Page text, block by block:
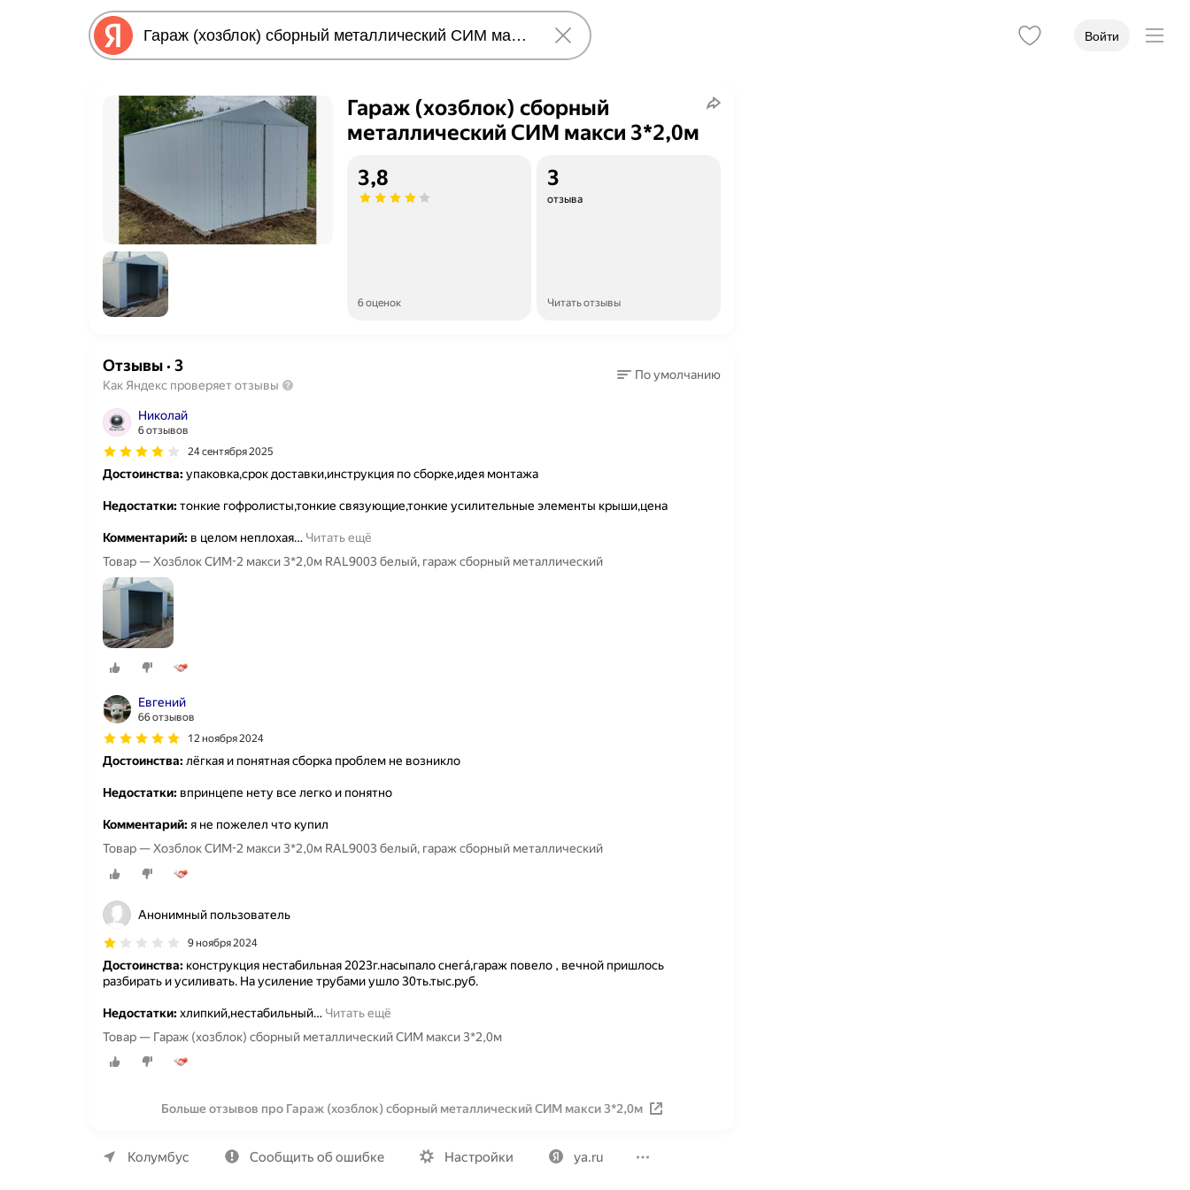
Войти
Гараж (хозблок) сборный
металлический СИМ макси 3*2,0м
3,8
6 оценок
3
отзыва
Читать отзывы
Отзывы· 3
Как Яндекс проверяет отзывы
По умолчанию
Николай
6 отзывов
24 сентября 2025
Достоинства:упаковка,срок доставки,инструкция по сборке,идея монтажа
Недостатки:тонкие гофролисты,тонкие связующие,тонкие усилительные элементы крыши,цена
Комментарий: в целом неплохая… Читать ещё
Товар — Хозблок СИМ-2 макси 3*2,0м RAL9003 белый, гараж сборный металлический
Евгений
66 отзывов
12 ноября 2024
Достоинства:лёгкая и понятная сборка проблем не возникло
Недостатки: впринцепе нету все легко и понятно
Комментарий:я не пожелел что купил
Товар — Хозблок СИМ-2 макси 3*2,0м RAL9003 белый, гараж сборный металлический
Анонимный пользователь
9 ноября 2024
Достоинства: конструкция нестабильная 2023г.насыпало снега́,гараж повело , вечной пришлось
разбирать и усиливать. На усиление трубами ушло 30ть.тыс.руб.
Недостатки:хлипкий,нестабильный… Читать ещё
Товар — Гараж (хозблок) сборный металлический СИМ макси 3*2,0м
Больше отзывов про Гараж (хозблок) сборный металлический СИМ макси 3*2,0м
Колумбус Сообщить об ошибке Настройки ya.ru